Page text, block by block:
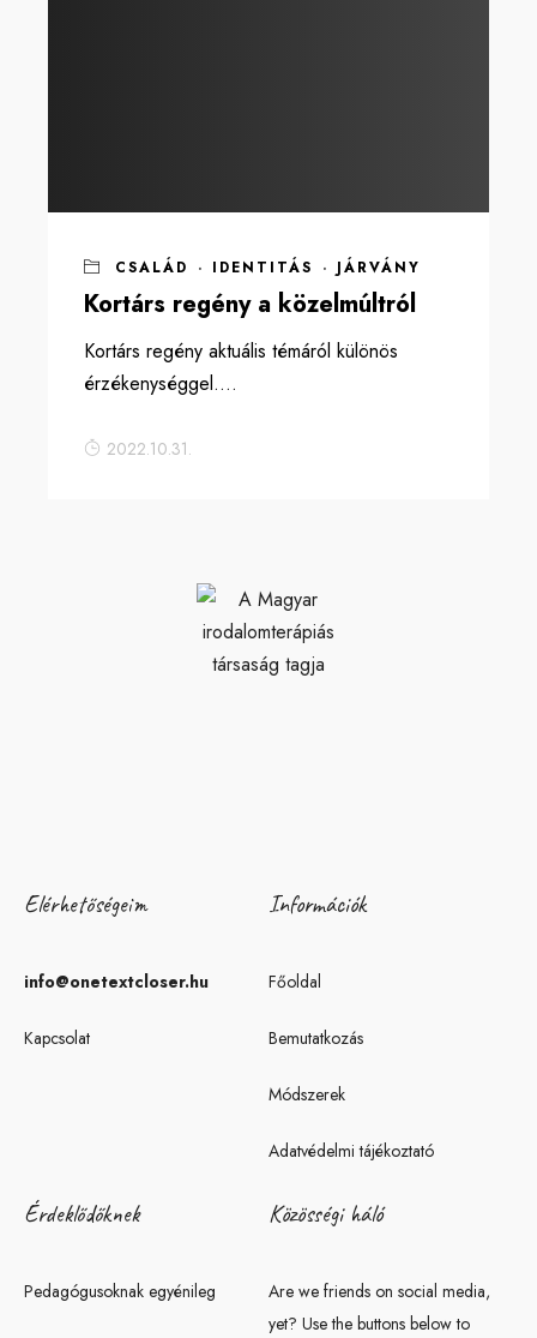
CSALÁD · IDENTITÁS · JÁRVÁNY
Kortárs regény a közelmúltról
Kortárs regény aktuális témáról különös
érzékenységgel....
2022.10.31.
Elérhetőségeim
info@onetextcloser.hu
Kapcsolat
Információk
Főoldal
Bemutatkozás
Módszerek
Adatvédelmi tájékoztató
Érdeklődőknek
Pedagógusoknak egyénileg
Közösségi háló
Are we friends on social media,
yet? Use the buttons below to